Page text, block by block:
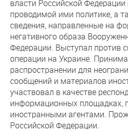
власти Российской
проводимой ими политике, а
сведения, направленные на
негативного образа
Федерации. Выступал против
операции на Украине.
распространении для
сообщений и материалов
участвовал в качестве
информационных площадках,
иностранными агентами.
Российской Федерации.